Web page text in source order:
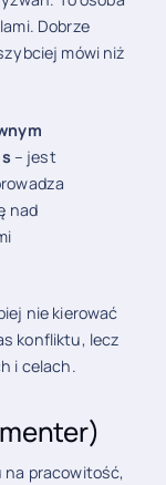
Dobrze
mówi niż
– jest
nad
nie kierować
konfliktu, lecz
i celach.
na pracowitość,